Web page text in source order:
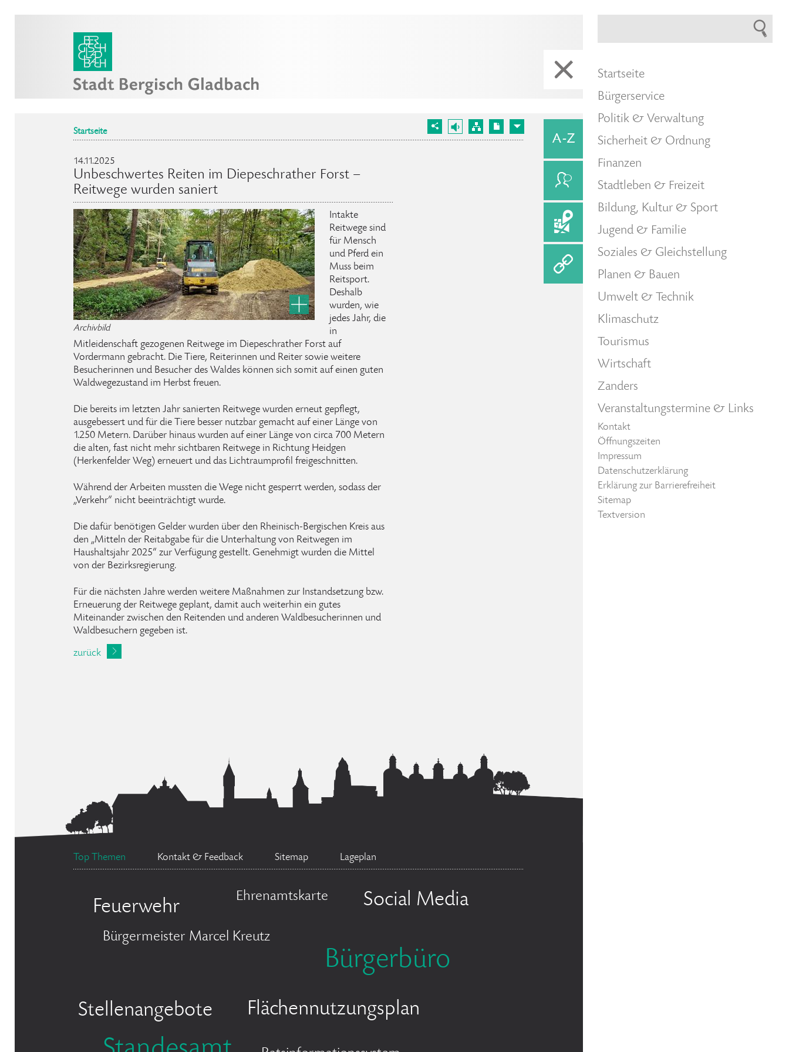
Startseite
14.11.2025
Unbeschwertes Reiten im Diepeschrather Forst –
Reitwege wurden saniert
Archivbild
Intakte
Reitwege sind
für Mensch
und Pferd ein
Muss beim
Reitsport.
Deshalb
wurden, wie
jedes Jahr, die
in
Mitleidenschaft gezogenen Reitwege im Diepeschrather Forst auf
Vordermann gebracht. Die Tiere, Reiterinnen und Reiter sowie weitere
Besucherinnen und Besucher des Waldes können sich somit auf einen guten
Waldwegezustand im Herbst freuen.
Die bereits im letzten Jahr sanierten Reitwege wurden erneut gepflegt,
ausgebessert und für die Tiere besser nutzbar gemacht auf einer Länge von
1.250 Metern. Darüber hinaus wurden auf einer Länge von circa 700 Metern
die alten, fast nicht mehr sichtbaren Reitwege in Richtung Heidgen
(Herkenfelder Weg) erneuert und das Lichtraumprofil freigeschnitten.
Während der Arbeiten mussten die Wege nicht gesperrt werden, sodass der
„Verkehr“ nicht beeinträchtigt wurde.
Die dafür benötigen Gelder wurden über den Rheinisch-Bergischen Kreis aus
den „Mitteln der Reitabgabe für die Unterhaltung von Reitwegen im
Haushaltsjahr 2025“ zur Verfügung gestellt. Genehmigt wurden die Mittel
von der Bezirksregierung.
Für die nächsten Jahre werden weitere Maßnahmen zur Instandsetzung bzw.
Erneuerung der Reitwege geplant, damit auch weiterhin ein gutes
Miteinander zwischen den Reitenden und anderen Waldbesucherinnen und
Waldbesuchern gegeben ist.
zurück
Top Themen Kontakt & Feedback Sitemap Lageplan
Feuerwehr
Ehrenamtskarte Social Media
Bürgermeister Marcel Kreutz
Bürgerbüro
Stellenangebote Flächennutzungsplan
Startseite
Bürgerservice
Politik & Verwaltung
Sicherheit & Ordnung
Finanzen
Stadtleben & Freizeit
Bildung, Kultur & Sport
Jugend & Familie
Soziales & Gleichstellung
Planen & Bauen
Umwelt & Technik
Klimaschutz
Tourismus
Wirtschaft
Zanders
Veranstaltungstermine & Links
Kontakt
Öffnungszeiten
Impressum
Datenschutzerklärung
Erklärung zur Barrierefreiheit
Sitemap
Textversion